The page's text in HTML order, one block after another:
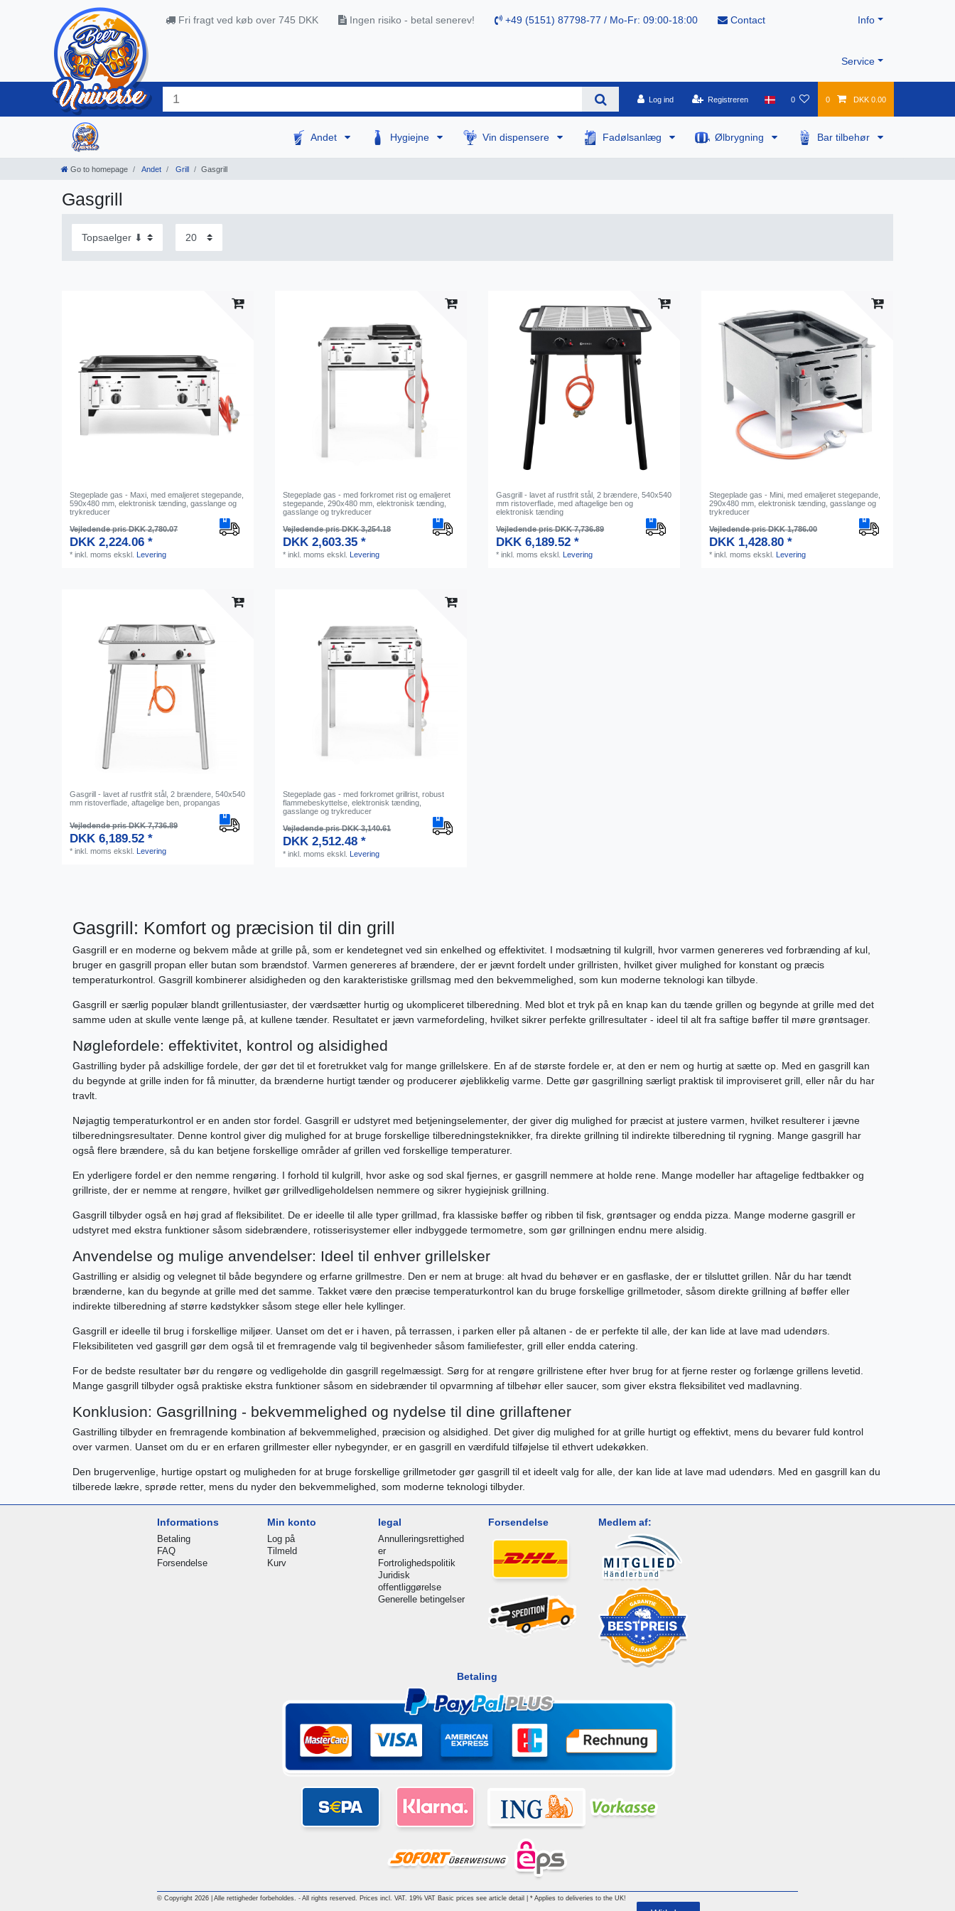
Fri fragt ved køb over 745 DKK Ingen risiko - betal senerev! +49 (5151) 87798-77 / Mo-Fr: 09:00-18:00 Contact Info
Service
Log ind Registreren 0 0 DKK 0.00
Andet Hygiejne Vin dispensere Fadølsanlæg Ølbrygning Bar tilbehør
Go to homepage Andet Grill Gasgrill
Gasgrill
Stegeplade gas - Maxi, med emaljeret stegepande,
590x480 mm, elektronisk tænding, gasslange og
trykreducer
Vejledende pris DKK 2,780.07
DKK 2,224.06 *
*inkl. moms ekskl. Levering
Stegeplade gas - med forkromet rist og emaljeret
stegepande, 290x480 mm, elektronisk tænding,
gasslange og trykreducer
Vejledende pris DKK 3,254.18
DKK 2,603.35 *
*inkl. moms ekskl. Levering
Gasgrill - lavet af rustfrit stål, 2 brændere, 540x540
mm ristoverflade, med aftagelige ben og
elektronisk tænding
Vejledende pris DKK 7,736.89
DKK 6,189.52 *
*inkl. moms ekskl. Levering
Stegeplade gas - Mini, med emaljeret stegepande,
290x480 mm, elektronisk tænding, gasslange og
trykreducer
Vejledende pris DKK 1,786.00
DKK 1,428.80 *
*inkl. moms ekskl. Levering
Gasgrill - lavet af rustfrit stål, 2 brændere, 540x540
mm ristoverflade, aftagelige ben, propangas
Vejledende pris DKK 7,736.89
DKK 6,189.52 *
*inkl. moms ekskl. Levering
Stegeplade gas - med forkromet grillrist, robust
flammebeskyttelse, elektronisk tænding,
gasslange og trykreducer
Vejledende pris DKK 3,140.61
DKK 2,512.48 *
*inkl. moms ekskl. Levering
Gasgrill: Komfort og præcision til din grill
Gasgrill er en moderne og bekvem måde at grille på, som er kendetegnet ved sin enkelhed og effektivitet. I modsætning til kulgrill, hvor varmen genereres ved forbrænding af kul,
bruger en gasgrill propan eller butan som brændstof. Varmen genereres af brændere, der er jævnt fordelt under grillristen, hvilket giver mulighed for konstant og præcis
temperaturkontrol. Gasgrill kombinerer alsidigheden og den karakteristiske grillsmag med den bekvemmelighed, som kun moderne teknologi kan tilbyde.
Gasgrill er særlig populær blandt grillentusiaster, der værdsætter hurtig og ukompliceret tilberedning. Med blot et tryk på en knap kan du tænde grillen og begynde at grille med det
samme uden at skulle vente længe på, at kullene tænder. Resultatet er jævn varmefordeling, hvilket sikrer perfekte grillresultater - ideel til alt fra saftige bøffer til møre grøntsager.
Nøglefordele: effektivitet, kontrol og alsidighed
Gastrilling byder på adskillige fordele, der gør det til et foretrukket valg for mange grillelskere. En af de største fordele er, at den er nem og hurtig at sætte op. Med en gasgrill kan
du begynde at grille inden for få minutter, da brænderne hurtigt tænder og producerer øjeblikkelig varme. Dette gør gasgrillning særligt praktisk til improviseret grill, eller når du har
travlt.
Nøjagtig temperaturkontrol er en anden stor fordel. Gasgrill er udstyret med betjeningselementer, der giver dig mulighed for præcist at justere varmen, hvilket resulterer i jævne
tilberedningsresultater. Denne kontrol giver dig mulighed for at bruge forskellige tilberedningsteknikker, fra direkte grillning til indirekte tilberedning til rygning. Mange gasgrill har
også flere brændere, så du kan betjene forskellige områder af grillen ved forskellige temperaturer.
En yderligere fordel er den nemme rengøring. I forhold til kulgrill, hvor aske og sod skal fjernes, er gasgrill nemmere at holde rene. Mange modeller har aftagelige fedtbakker og
grillriste, der er nemme at rengøre, hvilket gør grillvedligeholdelsen nemmere og sikrer hygiejnisk grillning.
Gasgrill tilbyder også en høj grad af fleksibilitet. De er ideelle til alle typer grillmad, fra klassiske bøffer og ribben til fisk, grøntsager og endda pizza. Mange moderne gasgrill er
udstyret med ekstra funktioner såsom sidebrændere, rotisserisystemer eller indbyggede termometre, som gør grillningen endnu mere alsidig.
Anvendelse og mulige anvendelser: Ideel til enhver grillelsker
Gastrilling er alsidig og velegnet til både begyndere og erfarne grillmestre. Den er nem at bruge: alt hvad du behøver er en gasflaske, der er tilsluttet grillen. Når du har tændt
brænderne, kan du begynde at grille med det samme. Takket være den præcise temperaturkontrol kan du bruge forskellige grillmetoder, såsom direkte grillning af bøffer eller
indirekte tilberedning af større kødstykker såsom stege eller hele kyllinger.
Gasgrill er ideelle til brug i forskellige miljøer. Uanset om det er i haven, på terrassen, i parken eller på altanen - de er perfekte til alle, der kan lide at lave mad udendørs.
Fleksibiliteten ved gasgrill gør dem også til et fremragende valg til begivenheder såsom familiefester, grill eller endda catering.
For de bedste resultater bør du rengøre og vedligeholde din gasgrill regelmæssigt. Sørg for at rengøre grillristene efter hver brug for at fjerne rester og forlænge grillens levetid.
Mange gasgrill tilbyder også praktiske ekstra funktioner såsom en sidebrænder til opvarmning af tilbehør eller saucer, som giver ekstra fleksibilitet ved madlavning.
Konklusion: Gasgrillning - bekvemmelighed og nydelse til dine grillaftener
Gastrilling tilbyder en fremragende kombination af bekvemmelighed, præcision og alsidighed. Det giver dig mulighed for at grille hurtigt og effektivt, mens du bevarer fuld kontrol
over varmen. Uanset om du er en erfaren grillmester eller nybegynder, er en gasgrill en værdifuld tilføjelse til ethvert udekøkken.
Den brugervenlige, hurtige opstart og muligheden for at bruge forskellige grillmetoder gør gasgrill til et ideelt valg for alle, der kan lide at lave mad udendørs. Med en gasgrill kan du
tilberede lækre, sprøde retter, mens du nyder den bekvemmelighed, som moderne teknologi tilbyder.
Informations
Betaling
FAQ
Forsendelse
Min konto
Log på
Tilmeld
Kurv
legal
Annulleringsrettighed
er
Fortrolighedspolitik
Juridisk
offentliggørelse
Generelle betingelser
Forsendelse Medlem af:
Betaling
© Copyright 2026 | Alle rettigheder forbeholdes. - All rights reserved. Prices incl. VAT. 19% VAT Basic prices see article detail | * Applies to deliveries to the UK!